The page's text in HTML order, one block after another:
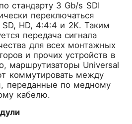
стандарту 3 Gb/s SDI
переключаться
HD, 4:4:4 и 2K. Таким
передача сигнала
для всех монтажных
и прочих устройств в
маршрутизаторы Universal
коммутировать между
переданные по медному
кабелю.